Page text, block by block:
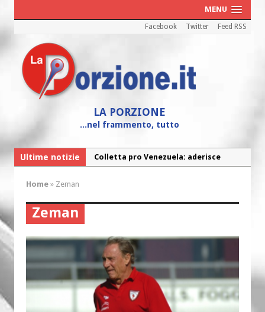
MENU
Facebook Twitter Feed RSS
LA PORZIONE
...nel frammento, tutto
Ultime notizie
Colletta pro Venezuela: aderisce
mobilita contro il suicidio assistito
Montesilvano: “Tanta la devozione”
Torna la festa di Sant’Andrea:
“Chiediamogli di legarci al bene”
“Chiediamo al Signore di capire ciò che
è buono, giusto e santo per la nostra
Home » Zeman
Zeman